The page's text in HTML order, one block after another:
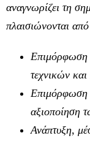
αναγνωρίζει τη
πλαισιώνονται
Επιμόρφωση
τεχνικών
Επιμόρφωση
αξιοποίηση
Ανάπτυξη,